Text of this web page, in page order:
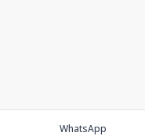
WhatsApp